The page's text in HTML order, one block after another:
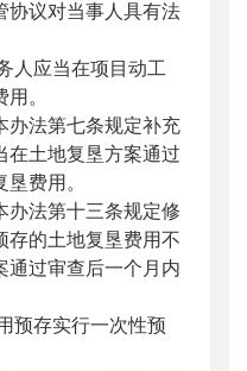
议对当事人具有法
应当在项目动工
。
法第七条规定补充
在土地复垦方案通过
费用。
法第十三条规定修
存的土地复垦费用不
通过审查后一个月内
存实行一次性预